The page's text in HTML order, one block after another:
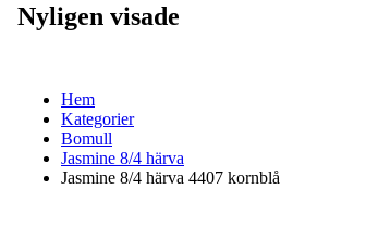
Nyligen visade
Hem
Kategorier
Bomull
Jasmine 8/4 härva
Jasmine 8/4 härva 4407 kornblå